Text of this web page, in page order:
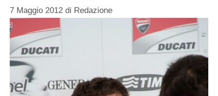
7 Maggio 2012 di Redazione